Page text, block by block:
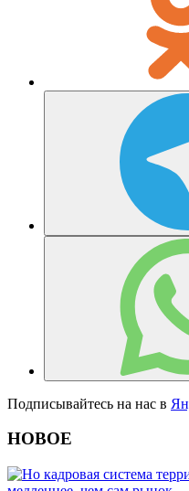
Подписывайтесь на нас в
НОВОЕ